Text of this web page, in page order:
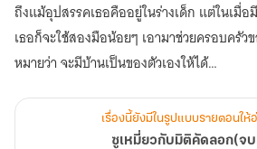
ถึงแม้อุปสรรคเธอคืออยู่ในร่างเด็ก แต่ในเมื่
เธอก็จะใช้สองมือน้อยๆ เอามาช่วยครอบครัว
หมายว่า จะมีบ้านเป็นของตัวเองให้ได้
จำนวนตอน 269-303 (35 ตอน)
เรื่องนี้ยังมีในรูปแบบรายตอนให้
ซูเหมี่ยวกับมิติคัดลอก(จ